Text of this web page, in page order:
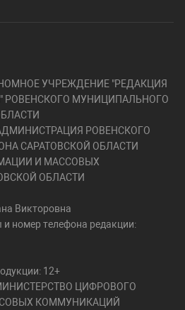
УЧРЕЖДЕНИЕ "РЕДАКЦИЯ
РОВЕНСКОГО МУНИЦИПАЛЬНОГО
РОВЕНСКОГО
САРАТОВСКОЙ ОБЛАСТИ
И МАССОВЫХ
ОБЛАСТИ
Викторовна
номер телефона редакции:
12+
МИНИСТЕРСТВО ЦИФРОВОГО
КОММУНИКАЦИЙ